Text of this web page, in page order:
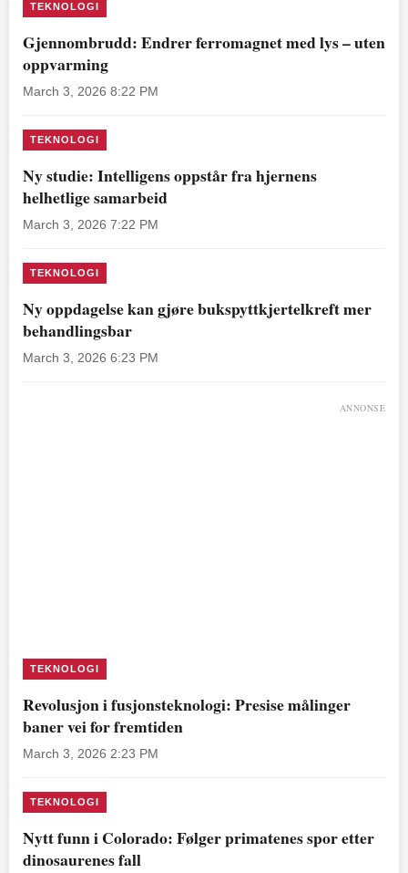
TEKNOLOGI
Gjennombrudd: Endrer ferromagnet med lys – uten
oppvarming
March 3, 2026 8:22 PM
TEKNOLOGI
Ny studie: Intelligens oppstår fra hjernens
helhetlige samarbeid
March 3, 2026 7:22 PM
TEKNOLOGI
Ny oppdagelse kan gjøre bukspyttkjertelkreft mer
behandlingsbar
March 3, 2026 6:23 PM
ANNONSE
TEKNOLOGI
Revolusjon i fusjonsteknologi: Presise målinger
baner vei for fremtiden
March 3, 2026 2:23 PM
TEKNOLOGI
Nytt funn i Colorado: Følger primatenes spor etter
dinosaurenes fall